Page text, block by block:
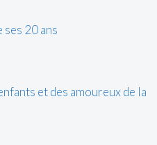
ses 20 ans
et des amoureux de la